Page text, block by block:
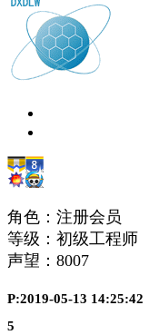
角色：注册会员
等级：初级工程师
声望： 8007
P:2019-05-13 14:25:42
5